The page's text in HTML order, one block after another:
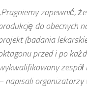
zapewnić,
do obecnych
(badania
przed i po
napisali organizatorzy